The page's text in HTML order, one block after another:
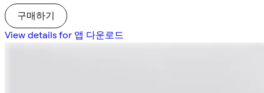
구매하기
View details for 앱 다운로드